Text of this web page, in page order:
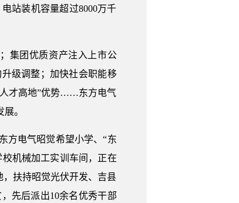
站装机容量超过8000万千
集团优质资产注入上市公
级调整；加快社会职能移
人才高地”优势……东方电气
。
方电气昭觉希望小学、“东
机械加工实训车间，正在
，扶持昭觉光伏开发、吉县
先后派出10余名优秀干部